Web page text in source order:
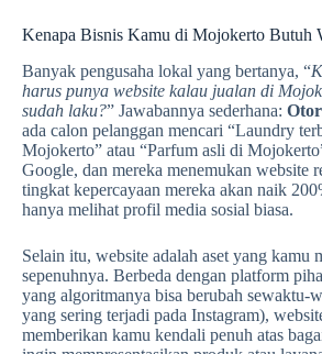
Kenapa Bisnis Kamu di Mojokerto Butuh
Banyak pengusaha lokal yang bertanya, “
harus punya website kalau jualan di
sudah laku?” Jawabannya sederhana:
ada calon pelanggan mencari “Laundry
Mojokerto” atau “Parfum asli di
Google, dan mereka menemukan website
tingkat kepercayaan mereka akan naik
hanya melihat profil media sosial biasa.
Selain itu, website adalah aset yang kamu
sepenuhnya. Berbeda dengan platform
yang algoritmanya bisa berubah sewaktu-
yang sering terjadi pada Instagram),
memberikan kamu kendali penuh atas